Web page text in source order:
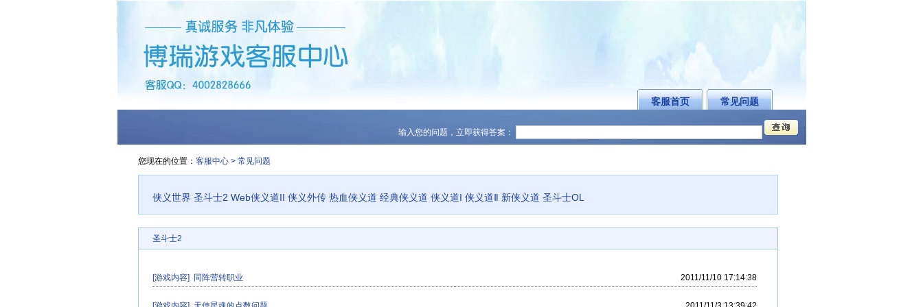
客服首页 常见问题
输入您的问题，立即获得答案：
您现在的位置： 客服中心 > 常见问题
侠义世界 圣斗士2 Web侠义道II 侠义外传 热血侠义道 经典侠义道 侠义道I 侠义道Ⅱ 新侠义道 圣斗士OL
圣斗士2
[游戏内容] 同阵营转职业 2011/11/10 17:14:38